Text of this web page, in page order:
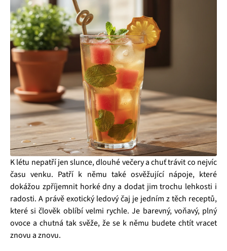
K létu nepatří jen slunce, dlouhé večery a chuť trávit co nejvíc
času venku. Patří k němu také osvěžující nápoje, které
dokážou zpříjemnit horké dny a dodat jim trochu lehkosti i
radosti. A právě exotický ledový čaj je jedním z těch receptů,
které si člověk oblíbí velmi rychle. Je barevný, voňavý, plný
ovoce a chutná tak svěže, že se k němu budete chtít vracet
znovu a znovu.